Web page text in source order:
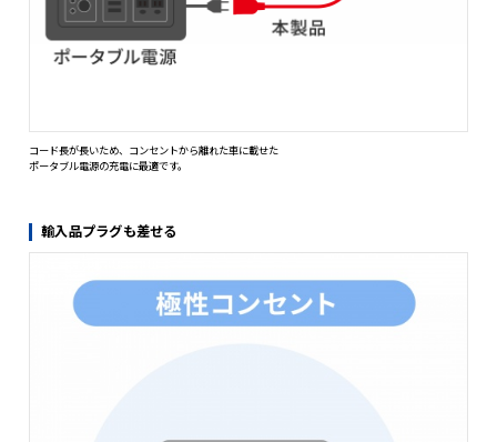
トラッキング火災を予防できる絶縁キャップ付きスイングプラグを採
コンセントに届かないタップを延長